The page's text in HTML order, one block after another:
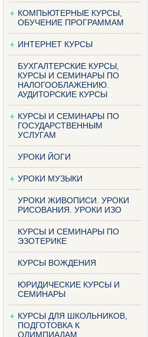
КОМПЬЮТЕРНЫЕ КУРСЫ,
ОБУЧЕНИЕ ПРОГРАММАМ
ИНТЕРНЕТ КУРСЫ
БУХГАЛТЕРСКИЕ КУРСЫ,
КУРСЫ И СЕМИНАРЫ ПО
НАЛОГООБЛАЖЕНИЮ.
АУДИТОРСКИЕ КУРСЫ
КУРСЫ И СЕМИНАРЫ ПО
ГОСУДАРСТВЕННЫМ
УСЛУГАМ
УРОКИ ЙОГИ
УРОКИ МУЗЫКИ
УРОКИ ЖИВОПИСИ. УРОКИ
РИСОВАНИЯ. УРОКИ ИЗО
КУРСЫ И СЕМИНАРЫ ПО
ЭЗОТЕРИКЕ
КУРСЫ ВОЖДЕНИЯ
ЮРИДИЧЕСКИЕ КУРСЫ И
СЕМИНАРЫ
КУРСЫ ДЛЯ ШКОЛЬНИКОВ,
ПОДГОТОВКА К
ОЛИМПИАДАМ